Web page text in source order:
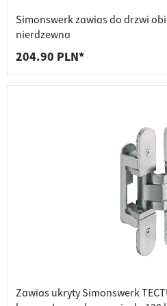
Simonswerk zawias do drzwi
nierdzewna
204.90 PLN*
Zawias ukryty Simonswerk